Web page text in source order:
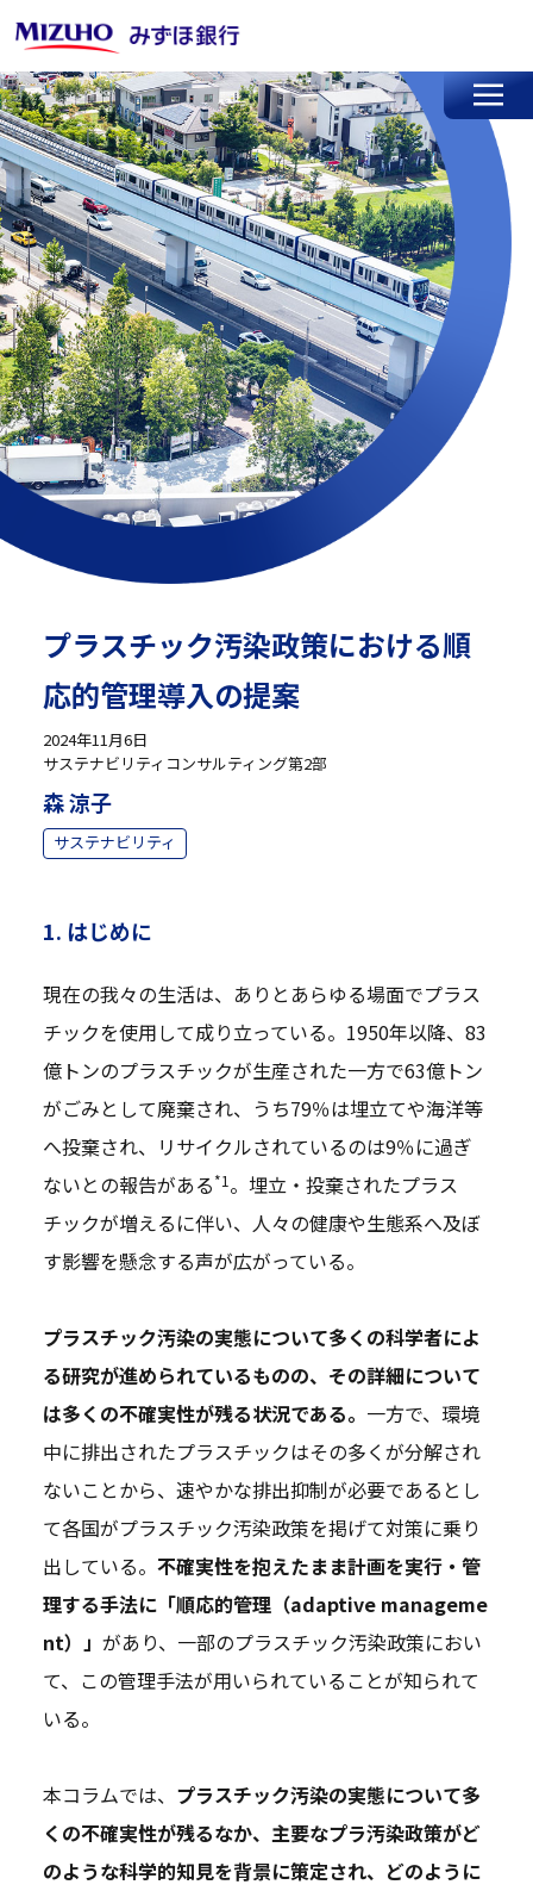
プラスチック汚染政策における順
応的管理導入の提案
2024年11月6日
サステナビリティコンサルティング第2部
森 涼子
サステナビリティ
1. はじめに
現在の我々の生活は、ありとあらゆる場面でプラス
チックを使用して成り立っている。1950年以降、83
億トンのプラスチックが生産された一方で63億トン
がごみとして廃棄され、うち79％は埋立てや海洋等
へ投棄され、リサイクルされているのは9％に過ぎ
ないとの報告がある*1 。埋立・投棄されたプラス
チックが増えるに伴い、人々の健康や生態系へ及ぼ
す影響を懸念する声が広がっている。
プラスチック汚染の実態について多くの科学者によ
る研究が進められているものの、その詳細について
は多くの不確実性が残る状況である。 一方で、環境
中に排出されたプラスチックはその多くが分解され
ないことから、速やかな排出抑制が必要であるとし
て各国がプラスチック汚染政策を掲げて対策に乗り
出している。 不確実性を抱えたまま計画を実行・管
理する手法に「順応的管理（adaptive manageme
nt）」 があり、一部のプラスチック汚染政策におい
て、この管理手法が用いられていることが知られて
いる。
本コラムでは、 プラスチック汚染の実態について多
くの不確実性が残るなか、主要なプラ汚染政策がど
のような科学的知見を背景に策定され、どのように